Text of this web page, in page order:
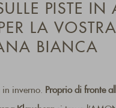
PISTE IN
LA VOSTRA
BIANCA
in inverno. Proprio di fronte